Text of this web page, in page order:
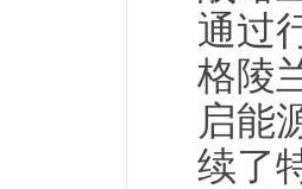
通过
格陵
启能
续了